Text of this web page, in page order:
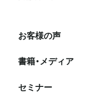
お客様の声
書籍・メディア
セミナー